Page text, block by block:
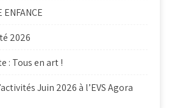
ENFANCE
2026
: Tous en art !
Juin 2026 à l’EVS Agora